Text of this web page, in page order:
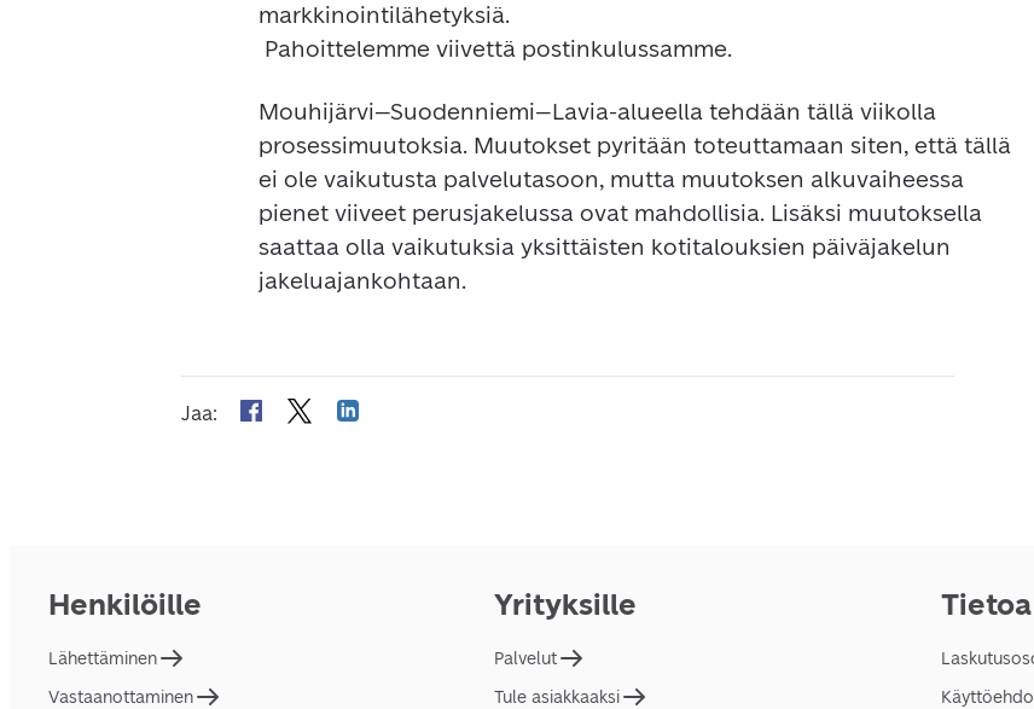
markkinointilähetyksiä.
Mouhijärvi–Suodenniemi–Lavia-alueella tehdään tällä viikolla
prosessimuutoksia. Muutokset pyritään toteuttamaan siten, että tällä
ei ole vaikutusta palvelutasoon, mutta muutoksen alkuvaiheessa
pienet viiveet perusjakelussa ovat mahdollisia. Lisäksi muutoksella
saattaa olla vaikutuksia yksittäisten kotitalouksien päiväjakelun
jakeluajankohtaan.
Jaa:
Henkilöille
Lähettäminen
Vastaanottaminen
Yrityksille
Palvelut
Tule asiakkaaksi